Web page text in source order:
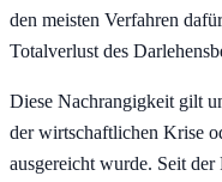
den meisten Verfahren
Totalverlust des
Diese Nachrangigkeit gilt
der wirtschaftlichen Krise
ausgereicht wurde. Seit